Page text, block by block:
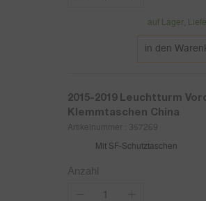
auf Lager,
in den
2015-2019 Leuchtturm
Klemmtaschen China
Artikelnummer : 357269
Mit SF-Schutztaschen
Anzahl